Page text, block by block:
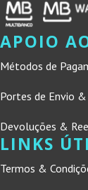
APOIO
Métodos de
Portes de Envio
Devoluções &
LINKS
Termos &